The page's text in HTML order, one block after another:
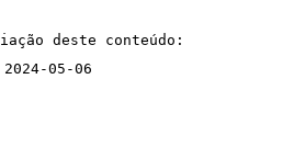
deste conteúdo:
2024-05-06